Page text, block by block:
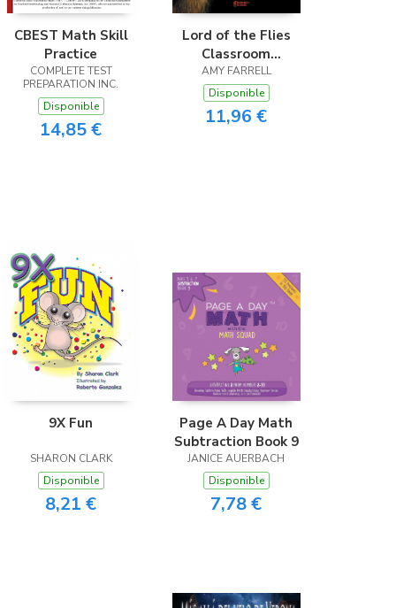
CBEST Math Skill
Practice
COMPLETE TEST
PREPARATION INC.
Disponible
14,85 €
Lord of the Flies
Classroom
Questions
AMY FARRELL
Disponible
11,96 €
9X Fun
SHARON CLARK
Disponible
8,21 €
Page A Day Math
Subtraction Book 9
JANICE AUERBACH
Disponible
7,78 €